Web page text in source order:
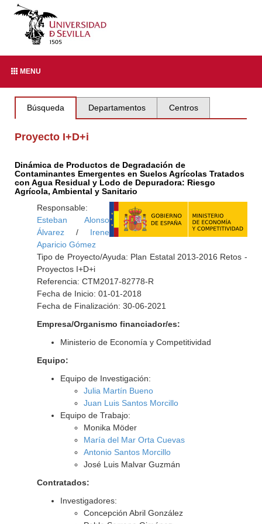
MENU
Búsqueda Departamentos Centros
Proyecto I+D+i
Dinámica de Productos de Degradación de
Contaminantes Emergentes en Suelos Agrícolas Tratados
con Agua Residual y Lodo de Depuradora: Riesgo
Agrícola, Ambiental y Sanitario
Responsable:
Esteban Alonso
Álvarez/ Irene
Aparicio Gómez
Tipo de Proyecto/Ayuda: Plan Estatal 2013-2016 Retos -
Proyectos I+D+i
Referencia: CTM2017-82778-R
Fecha de Inicio: 01-01-2018
Fecha de Finalización: 30-06-2021
Empresa/Organismo financiador/es:
Ministerio de Economía y Competitividad
Equipo:
Equipo de Investigación:
Julia Martín Bueno
Juan Luis Santos Morcillo
Equipo de Trabajo:
Monika Möder
María del Mar Orta Cuevas
Antonio Santos Morcillo
José Luis Malvar Guzmán
Contratados:
Investigadores:
Concepción Abril González